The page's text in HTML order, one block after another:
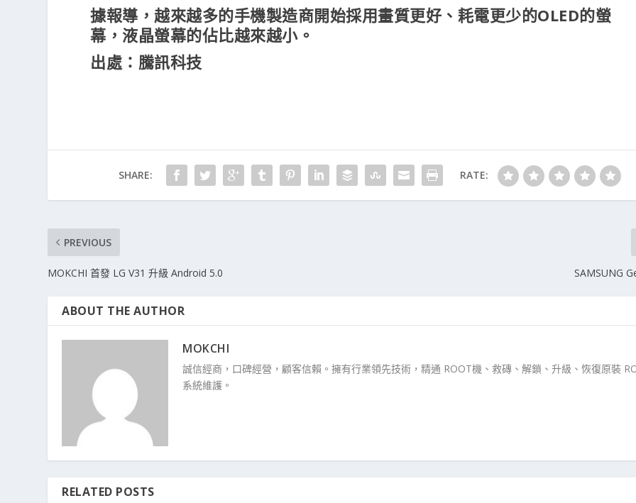
據報導，越來越多的手機製造商開始採用畫質更好、耗電更少的OLED的螢
幕，液晶螢幕的佔比越來越小。
出處：騰訊科技
SHARE: RATE:
PREVIOUS
MOKCHI 首發 LG V31 升級 Android 5.0 SAMSUNG
ABOUT THE AUTHOR
MOKCHI
誠信經商，口碑經營，顧客信賴。擁有行業領先技術，精通 ROOT機、救磚、解鎖、升級、恢復原裝
系統維護。
RELATED POSTS